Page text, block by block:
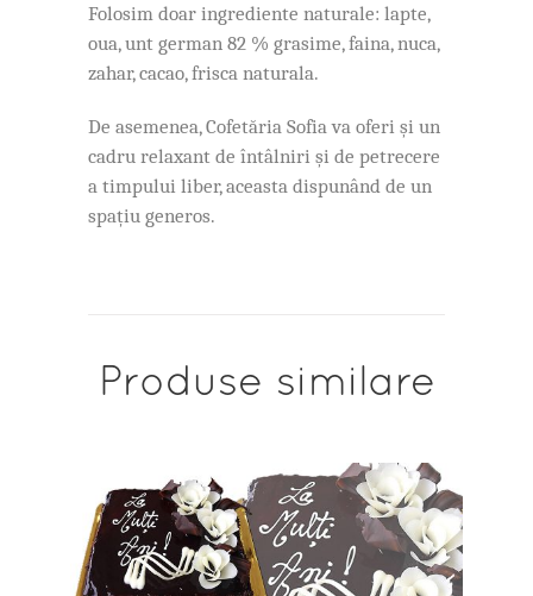
Folosim doar ingrediente naturale: lapte,
oua, unt german 82 % grasime, faina, nuca,
zahar, cacao, frisca naturala.
De asemenea, Cofetăria Sofia va oferi și un
cadru relaxant de întâlniri și de petrecere
a timpului liber, aceasta dispunând de un
spațiu generos.
Produse similare
ADAUGĂ ÎN COȘ